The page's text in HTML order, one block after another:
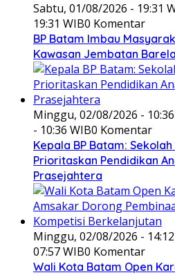
Sabtu, 01/08/2026 - 19:31
19:31 WIB0 Komentar
BP Batam Imbau
Kawasan Jembatan
Minggu, 02/08/2026 -
- 10:36 WIB0 Komentar
Kepala BP Batam:
Prioritaskan Pendidikan
Prasejahtera
Minggu, 02/08/2026 -
07:57 WIB0 Komentar
Wali Kota Batam Open